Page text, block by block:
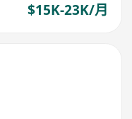
$15K-23K/月